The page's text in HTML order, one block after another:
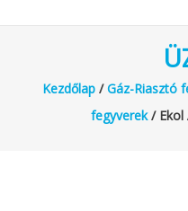
Kezdőlap/Gáz-Riasztó
fegyverek/ Ekol